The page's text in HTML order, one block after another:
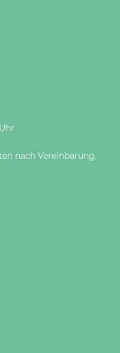
nach Vereinbarung.